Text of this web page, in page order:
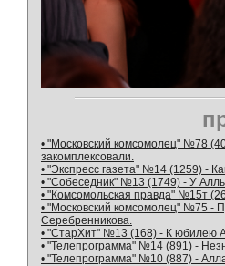
• "Московский комсомолец" №78
закомплексовали.
• "Экспресс газета" №14 (1259) -
• "Собеседник" №13 (1749) - У
• "Комсомольская правда" №15т
• "Московский комсомолец" №75 -
Серебренникова.
• "СтарХит" №13 (168) - К юбилею
• "Телепрограмма" №14 (891) -
• "Телепрограмма" №10 (887) -